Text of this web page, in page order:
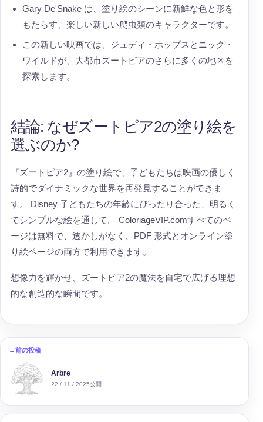
Gary De'Snake は、塗り絵のシーンに新鮮な色と形を
もたらす、楽しい新しい爬虫類のキャラクターです。
この新しい映画では、ジュディ・ホップスとニック・
ワイルドが、大都市ズートピアのさらに多くの地区を
探索します。
結論: なぜズートピア2の塗り絵を
選ぶのか?
『ズートピア2』の塗り絵で、子どもたちは映画の優しく
詩的でダイナミックな世界を再発見することができま
す。 Disney 子どもたちの年齢にぴったり合った、明るく
てシンプルな絵を通して。 ColoriageVIP.comすべてのペ
ージは無料で、透かしがなく、PDF 形式とオンライン塗
り絵ページの両方で利用できます。
想像力を輝かせ、ズートピア2の魔法を自宅で広げる理想
的な創造的な瞬間です。
←前の投稿
Arbre
22 / 11 / 2025公開